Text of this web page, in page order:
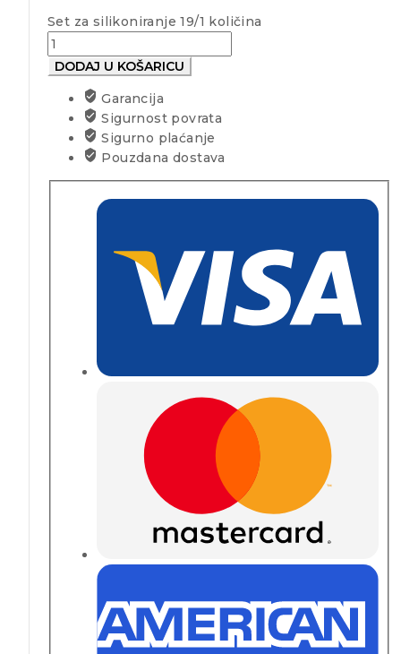
Set za silikoniranje 19/1 količina
DODAJ U KOŠARICU
Garancija
Sigurnost povrata
Sigurno plaćanje
Pouzdana dostava